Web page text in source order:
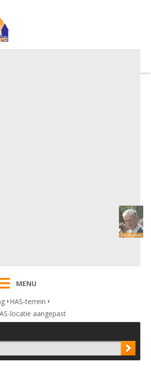
MENU
HAS-terrein
locatie aangepast